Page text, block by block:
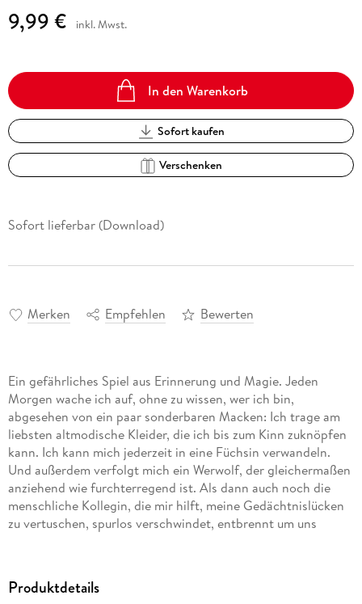
9,99 € inkl. Mwst.
In den Warenkorb
Sofort kaufen
Verschenken
Sofort lieferbar (Download)
Merken Empfehlen Bewerten
Ein gefährliches Spiel aus Erinnerung und Magie. Jeden
Morgen wache ich auf, ohne zu wissen, wer ich bin,
abgesehen von ein paar sonderbaren Macken: Ich trage am
liebsten altmodische Kleider, die ich bis zum Kinn zuknöpfen
kann. Ich kann mich jederzeit in eine Füchsin verwandeln.
Und außerdem verfolgt mich ein Werwolf, der gleichermaßen
anziehend wie furchterregend ist. Als dann auch noch die
menschliche Kollegin, die mir hilft, meine Gedächtnislücken
zu vertuschen, spurlos verschwindet, entbrennt um uns
meine größten Sehnsüchte verkörpert. Aber mein launisches
Produktdetails